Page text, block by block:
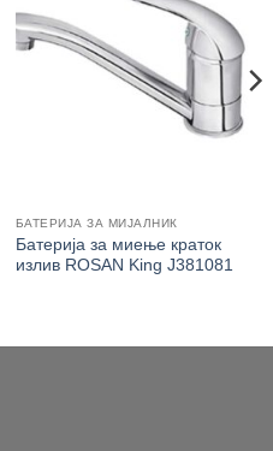
БАТЕРИЈА ЗА МИЈАЛНИК
Батерија за миење краток
излив ROSAN King J381081